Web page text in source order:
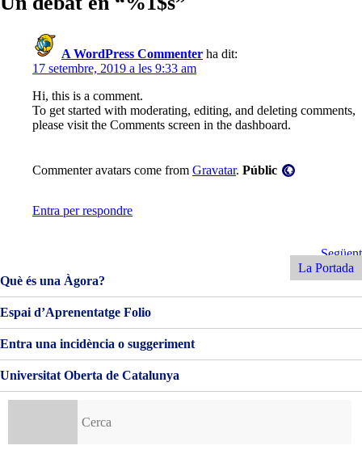
A WordPress Commenter ha dit:
17 setembre, 2019 a les 9:33 am
Hi, this is a comment.
To get started with moderating, editing, and deleting comments,
please visit the Comments screen in the dashboard.
Commenter avatars come from Gravatar. Públic
Entra per respondre
d'entrades
Següent
Entrada
Següent
La Portada
Què és una Àgora?
Espai d’Aprenentatge Folio
Entra una incidència o suggeriment
Universitat Oberta de Catalunya